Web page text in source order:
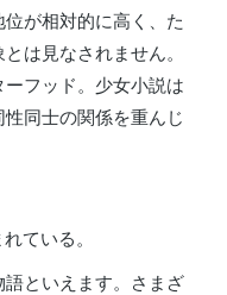
が相対的に高く、た
は見なされません。
フッド。少女小説は
同士の関係を重んじ
ている。
といえます。さまざ